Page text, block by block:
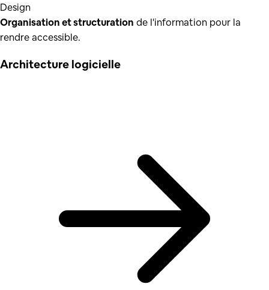
Design
Organisation et structuration de l'information pour la
rendre accessible.
Architecture logicielle